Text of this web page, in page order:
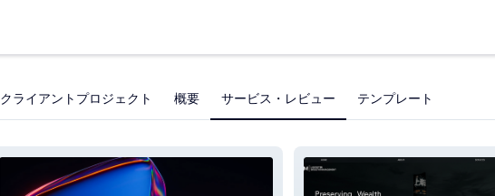
クライアントプロジェクト 概要 サービス・レビュー テンプレート